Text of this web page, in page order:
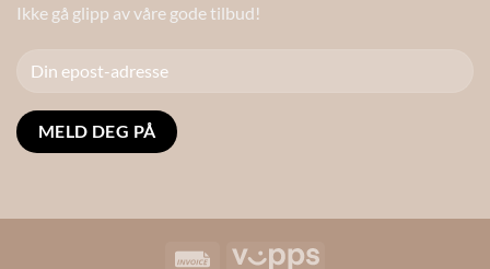
Ikke gå glipp av våre gode tilbud!
Invoice Vipps